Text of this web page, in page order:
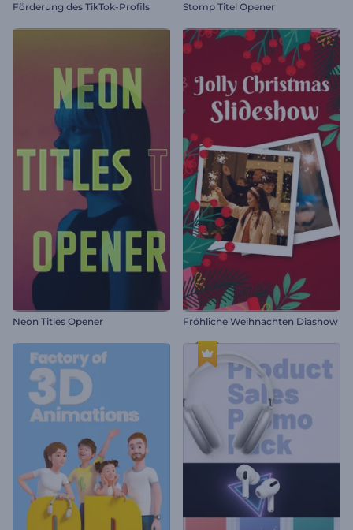
Förderung des TikTok-Profils Stomp Titel Opener
Neon Titles Opener Fröhliche Weihnachten Diashow